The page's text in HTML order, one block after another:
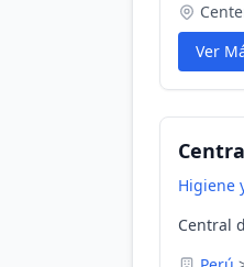
Ver
Higiene
Central